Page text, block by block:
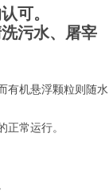
可。
污水、屠宰
有机悬浮颗粒则随水
常运行。